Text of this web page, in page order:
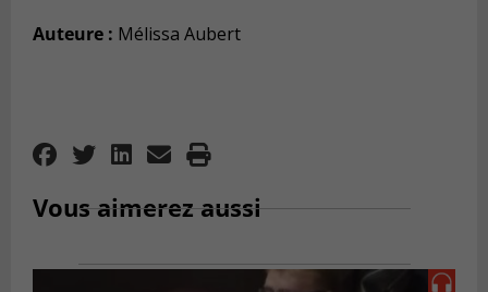
Auteure : Mélissa Aubert
Vous aimerez aussi